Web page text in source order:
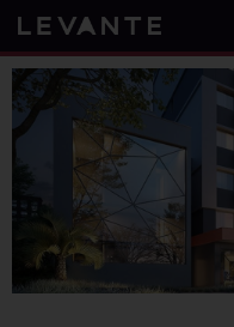
Skip
to
content